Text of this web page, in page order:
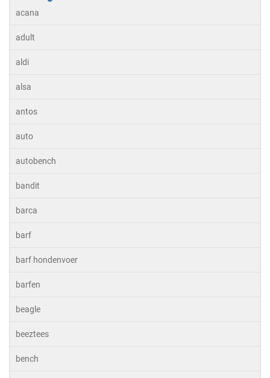
acana
adult
aldi
alsa
antos
auto
autobench
bandit
barca
barf
barf hondenvoer
barfen
beagle
beeztees
bench